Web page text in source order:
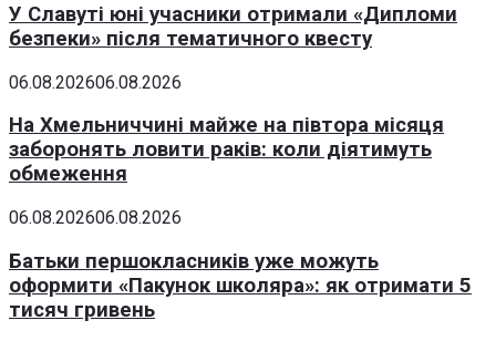
У Славуті юні учасники отримали «Дипломи
безпеки» після тематичного квесту
06.08.202606.08.2026
На Хмельниччині майже на півтора місяця
заборонять ловити раків: коли діятимуть
обмеження
06.08.202606.08.2026
Батьки першокласників уже можуть
оформити «Пакунок школяра»: як отримати 5
тисяч гривень